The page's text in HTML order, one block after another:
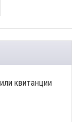
квитанции